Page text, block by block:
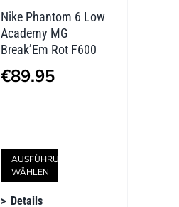
Produktseite
gewählt
Nike Phantom 6 Low
Academy MG
Break’Em Rot F600
€89.95
AUSFÜHRUNG
WÄHLEN
Dieses
Produkt
Details